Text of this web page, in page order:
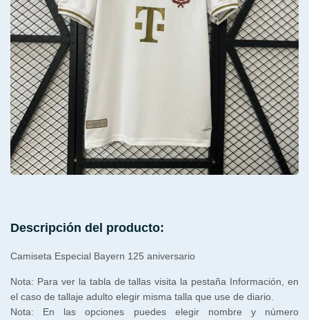
Descripción del producto:
Camiseta Especial Bayern 125 aniversario
Nota: Para ver la tabla de tallas visita la pestaña Información, en
el caso de tallaje adulto elegir misma talla que use de diario.
Nota: En las opciones puedes elegir nombre y número